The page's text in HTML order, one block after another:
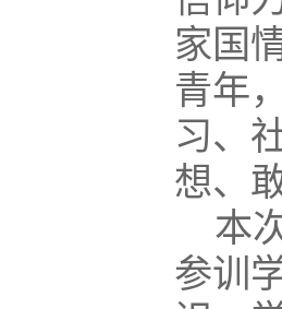
家国
青年
习、
想、
本
参训